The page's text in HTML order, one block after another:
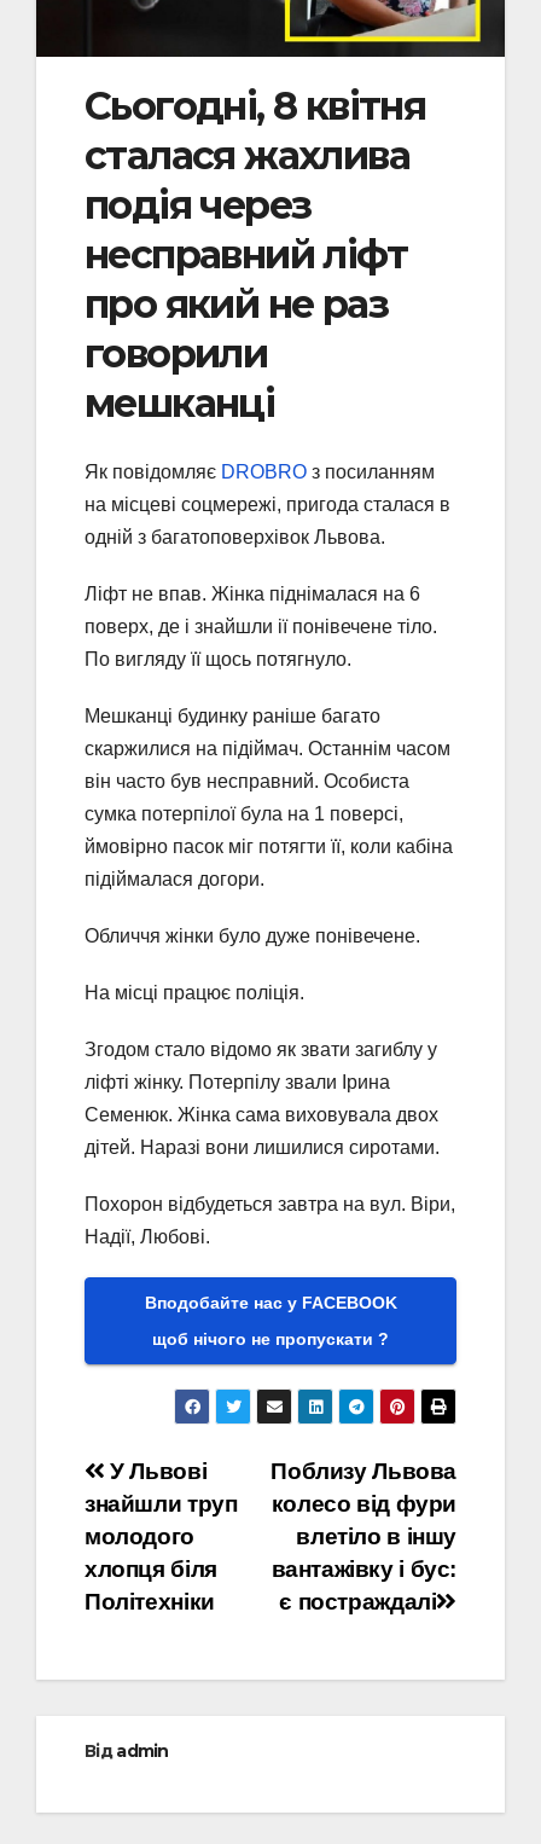
Сьогодні, 8 квітня
сталася жахлива
подія через
несправний ліфт
про який не раз
говорили
мешканці
Як повідомляє DROBRO з посиланням
на місцеві соцмережі, пригода сталася в
одній з багатоповерхівок Львова.
Ліфт не впав. Жінка піднімалася на 6
поверх, де і знайшли ії понівечене тіло.
По вигляду її щось потягнуло.
Мешканці будинку раніше багато
скаржилися на підіймач. Останнім часом
він часто був несправний. Особиста
сумка потерпілої була на 1 поверсі,
ймовірно пасок міг потягти її, коли кабіна
підіймалася догори.
Обличчя жінки було дуже понівечене.
На місці працює поліція.
Згодом стало відомо як звати загиблу у
ліфті жінку. Потерпілу звали Ірина
Семенюк. Жінка сама виховувала двох
дітей. Наразі вони лишилися сиротами.
Похорон відбудеться завтра на вул. Віри,
Надії, Любові.
Вподобайте нас у FACEBOOK
щоб нічого не пропускати ?
Навігація
записів
Поблизу Львова
колесо від фури
влетіло в іншу
вантажівку і бус:
є постраждалі
У Львові
знайшли труп
молодого
хлопця біля
Політехніки
Відadmin